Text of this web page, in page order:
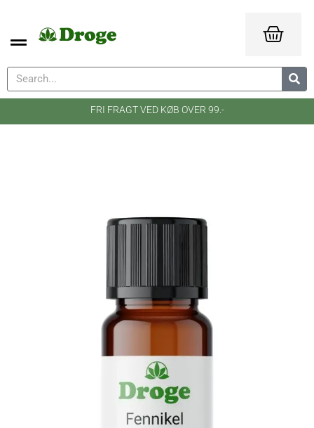
FRI FRAGT VED KØB OVER 99.-